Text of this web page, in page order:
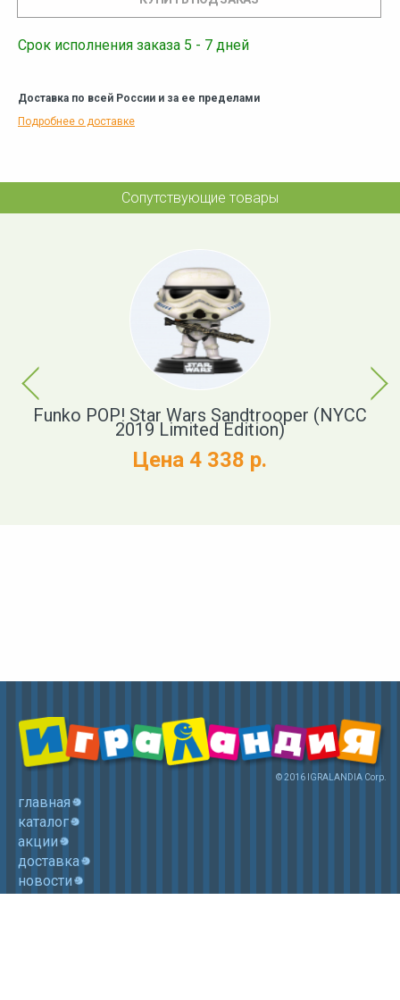
Срок исполнения заказа 5 - 7 дней
Доставка по всей России и за ее пределами
Подробнее о доставке
Сопутствующие товары
Previous
Funko POP! Star Wars Sandtrooper (NYCC
2019 Limited Edition)
Цена 4 338 р.
Next
© 2016 IGRALANDIA Corp.
главная
каталог
акции
доставка
новости